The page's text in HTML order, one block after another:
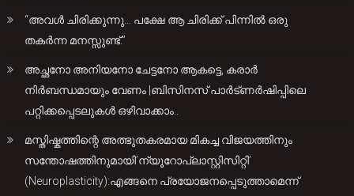
“അവൾ ചിരിക്കുന്നു… പക്ഷേ ആ ചിരിക്ക് പിന്നിൽ ഒരു
തകർന്ന മനസ്സുണ്ട്.”
അച്ഛനോ അനിയനോ ചേട്ടനോ ആകട്ടെ, കരാർ
നിർബന്ധമായും വേണം |ബിസിനസ് പാർട്ണർഷിപ്പിലെ
പറ്റിക്കപ്പെടലുകൾ ഒഴിവാക്കാം..
മസ്തിഷ്കത്തിന്റെ അത്ഭുതകരമായ മികച്ച വിജയത്തിനും
സന്തോഷത്തിനുമായി’ന്യൂറോപ്ലാസ്റ്റിസിറ്റി’
(Neuroplasticity):എങ്ങനെ പ്രയോജനപ്പെടുത്താമെന്ന്